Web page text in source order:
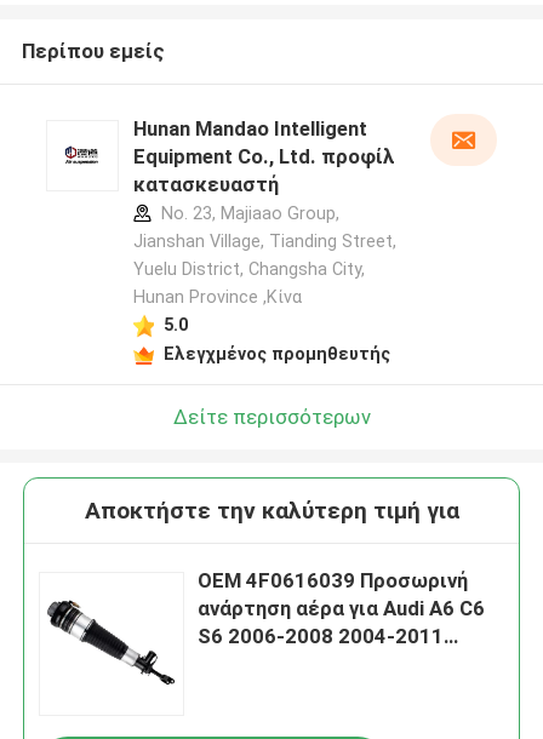
Περίπου εμείς
Hunan Mandao Intelligent
Equipment Co., Ltd. προφίλ
κατασκευαστή
No. 23, Majiaao Group,
Jianshan Village, Tianding Street,
Yuelu District, Changsha City,
Hunan Province ,Κίνα
5.0
Ελεγχμένος προμηθευτής
Δείτε περισσότερων
Αποκτήστε την καλύτερη τιμή για
OEM 4F0616039 Προσωρινή
ανάρτηση αέρα για Audi A6 C6
S6 2006-2008 2004-2011